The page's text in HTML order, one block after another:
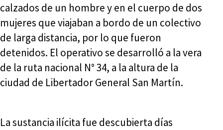
calzados de un hombre y en el cuerpo de dos
mujeres que viajaban a bordo de un colectivo
de larga distancia, por lo que fueron
detenidos. El operativo se desarrolló a la vera
de la ruta nacional N° 34, a la altura de la
ciudad de Libertador General San Martín.
La sustancia ilícita fue descubierta días